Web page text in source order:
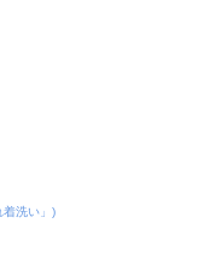
着洗い」)